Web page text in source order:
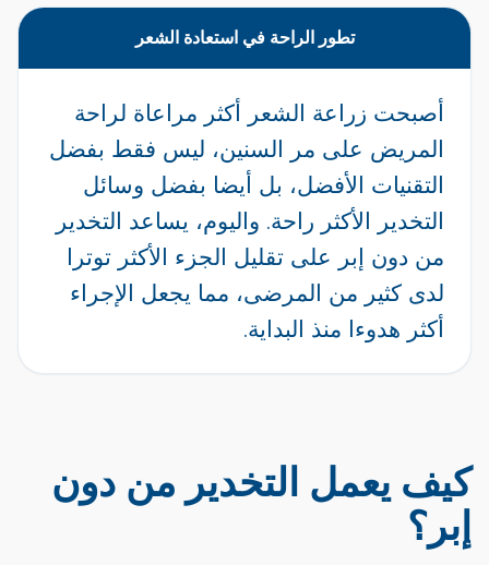
تطور الراحة في استعادة الشعر
أصبحت زراعة الشعر أكثر مراعاة لراحة
المريض على مر السنين، ليس فقط بفضل
التقنيات الأفضل، بل أيضا بفضل وسائل
التخدير الأكثر راحة. واليوم، يساعد التخدير
من دون إبر على تقليل الجزء الأكثر توترا
لدى كثير من المرضى، مما يجعل الإجراء
أكثر هدوءا منذ البداية.
كيف يعمل التخدير من دون
إبر؟